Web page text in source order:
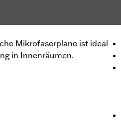
Mikrofaserplane ist ideal
in Innenräumen.